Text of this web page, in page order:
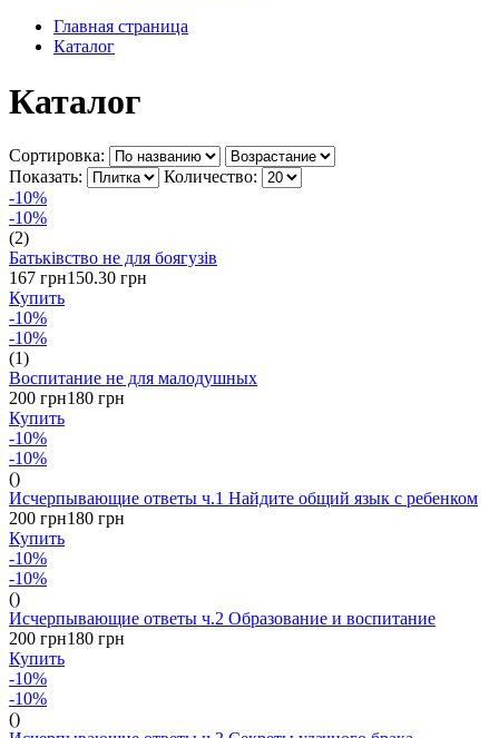
Главная страница
Каталог
Каталог
Сортировка:
Показать:
Количество:
-10%
-10%
(2)
Батьківство не для боягузів
167 грн150.30 грн
Купить
-10%
-10%
(1)
Воспитание не для малодушных
200 грн180 грн
Купить
-10%
-10%
()
Исчерпывающие ответы ч.1 Найдите общий язык с ребенком
200 грн180 грн
Купить
-10%
-10%
()
Исчерпывающие ответы ч.2 Образование и воспитание
200 грн180 грн
Купить
-10%
-10%
()